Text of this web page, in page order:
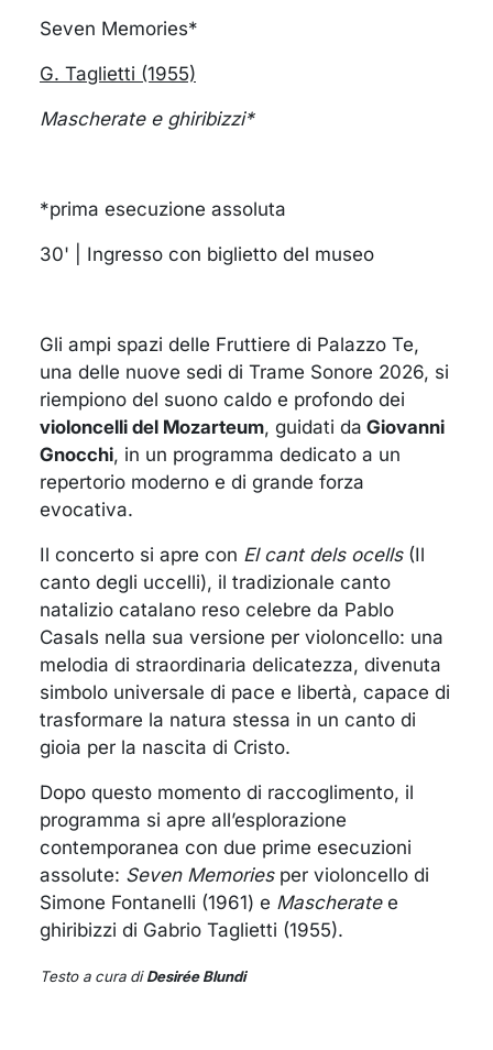
Seven Memories*
G. Taglietti (1955)
Mascherate e ghiribizzi*
*prima esecuzione assoluta
30' | Ingresso con biglietto del museo
Gli ampi spazi delle Fruttiere di Palazzo Te,
una delle nuove sedi di Trame Sonore 2026, si
riempiono del suono caldo e profondo dei
violoncelli del Mozarteum, guidati da Giovanni
Gnocchi, in un programma dedicato a un
repertorio moderno e di grande forza
evocativa.
Il concerto si apre con El cant dels ocells (Il
canto degli uccelli), il tradizionale canto
natalizio catalano reso celebre da Pablo
Casals nella sua versione per violoncello: una
melodia di straordinaria delicatezza, divenuta
simbolo universale di pace e libertà, capace di
trasformare la natura stessa in un canto di
gioia per la nascita di Cristo.
Dopo questo momento di raccoglimento, il
programma si apre all’esplorazione
contemporanea con due prime esecuzioni
assolute: Seven Memoriesper violoncello di
Simone Fontanelli (1961) e Mascheratee
ghiribizzi di Gabrio Taglietti (1955).
Testo a cura diDesirée Blundi